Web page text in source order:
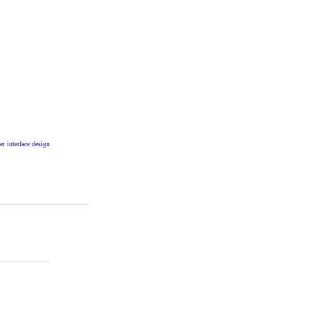
interface design